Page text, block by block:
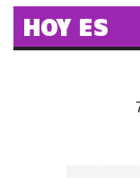
HOY ES